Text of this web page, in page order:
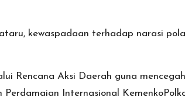
kewaspadaan terhadap narasi
Rencana Aksi Daerah guna
Internasional